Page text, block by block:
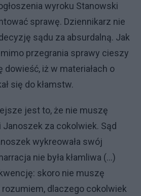
wyroku Stanowski
sprawę. Dziennikarz nie
sądu za absurdalną. Jak
przegrania sprawy cieszy
dowieść, iż w materiałach o
się do kłamstw.
jest to, że nie muszę
za cokolwiek. Sąd
wykreowała swój
nie była kłamliwa (...)
skoro nie muszę
dlaczego cokolwiek